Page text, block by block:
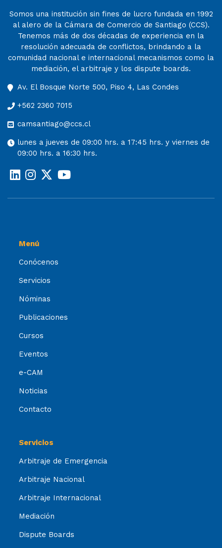
Somos una institución sin fines de lucro fundada en 1992
al alero de la Cámara de Comercio de Santiago (CCS).
Tenemos más de dos décadas de experiencia en la
resolución adecuada de conflictos, brindando a la
comunidad nacional e internacional mecanismos como la
mediación, el arbitraje y los dispute boards.
Av. El Bosque Norte 500, Piso 4, Las Condes
+562 2360 7015
camsantiago@ccs.cl
lunes a jueves de 09:00 hrs. a 17:45 hrs. y viernes de
09:00 hrs. a 16:30 hrs.
Menú
Conócenos
Servicios
Nóminas
Publicaciones
Cursos
Eventos
e-CAM
Noticias
Contacto
Servicios
Arbitraje de Emergencia
Arbitraje Nacional
Arbitraje Internacional
Mediación
Dispute Boards